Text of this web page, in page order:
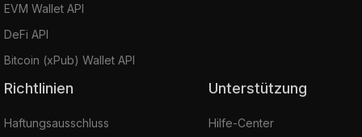
EVM Wallet API
DeFi API
Bitcoin (xPub) Wallet API
Richtlinien
Haftungsausschluss
Unterstützung
Hilfe-Center